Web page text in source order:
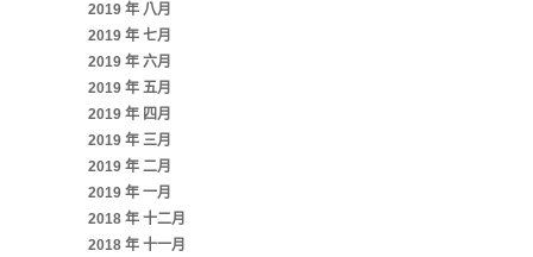
2019 年 八月
2019 年 七月
2019 年 六月
2019 年 五月
2019 年 四月
2019 年 三月
2019 年 二月
2019 年 一月
2018 年 十二月
2018 年 十一月